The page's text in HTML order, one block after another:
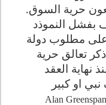
حرية السوق.
بفشل النموذد
على مطلوب دولة
تعالق حرية
نهاية العقد
او كبير
Alan Greenspan